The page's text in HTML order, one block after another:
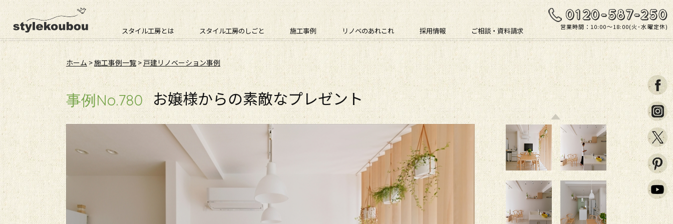
スタイル工房とは スタイル工房のしごと 施工事例 リノベのあれこれ 採用情報 ご相談・資料請求 営業時間：10:00〜18:00(火･水曜定休)
ホーム>施工事例一覧 >戸建リノベーション事例
事例No.780 お嬢様からの素敵なプレゼント